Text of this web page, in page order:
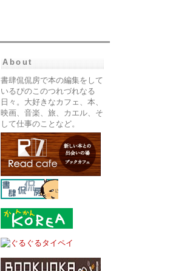
About
書肆侃侃房で本の編集をして
いるぴのこのつれづれなる
日々。大好きなカフェ、本、
映画、音楽、旅、カエル、そ
して仕事のことなど。